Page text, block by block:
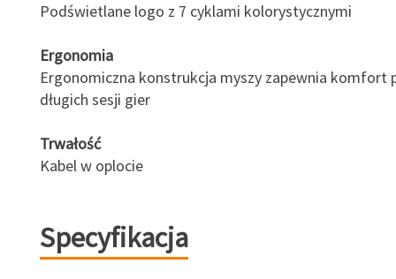
Podświetlane logo z 7 cyklami kolorystycznymi
Ergonomia
Ergonomiczna konstrukcja myszy zapewnia komfort
długich sesji gier
Trwałość
Kabel w oplocie
Specyfikacja